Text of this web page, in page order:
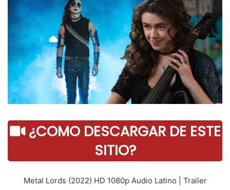
¿COMO DESCARGAR DE ESTE
SITIO?
Metal Lords (2022) HD 1080p Audio Latino | Trailer